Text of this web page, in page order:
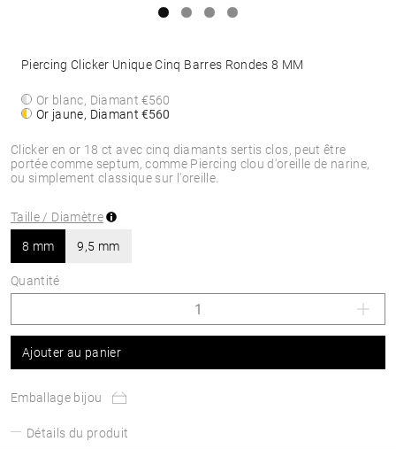
Clicker en or 18 ct avec cinq diamants sertis clos, peut être
portée comme septum, comme Piercing clou d'oreille de narine,
ou simplement classique sur l'oreille.
Piercing Clicker Unique Cinq Barres Rondes 8 MM
Or blanc, Diamant€560
Or jaune, Diamant€560
Taille / Diamètre
8 mm 9,5 mm
Quantité
Ajouter au panier
Emballage bijou
Détails du produit